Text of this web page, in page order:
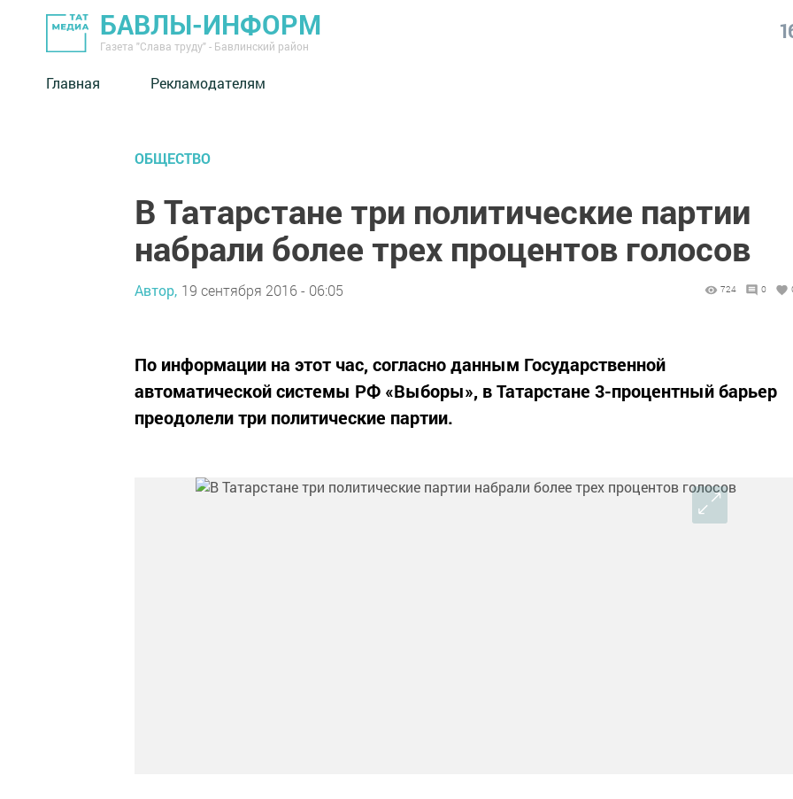
БАВЛЫ-ИНФОРМ
Газета "Слава труду" - Бавлинский район
Главная Рекламодателям
ОБЩЕСТВО
В Татарстане три политические партии
набрали более трех процентов голосов
Автор, 19 сентября 2016 - 06:05 724 0
По информации на этот час, согласно данным Государственной
автоматической системы РФ «Выборы», в Татарстане 3-процентный барьер
преодолели три политические партии.